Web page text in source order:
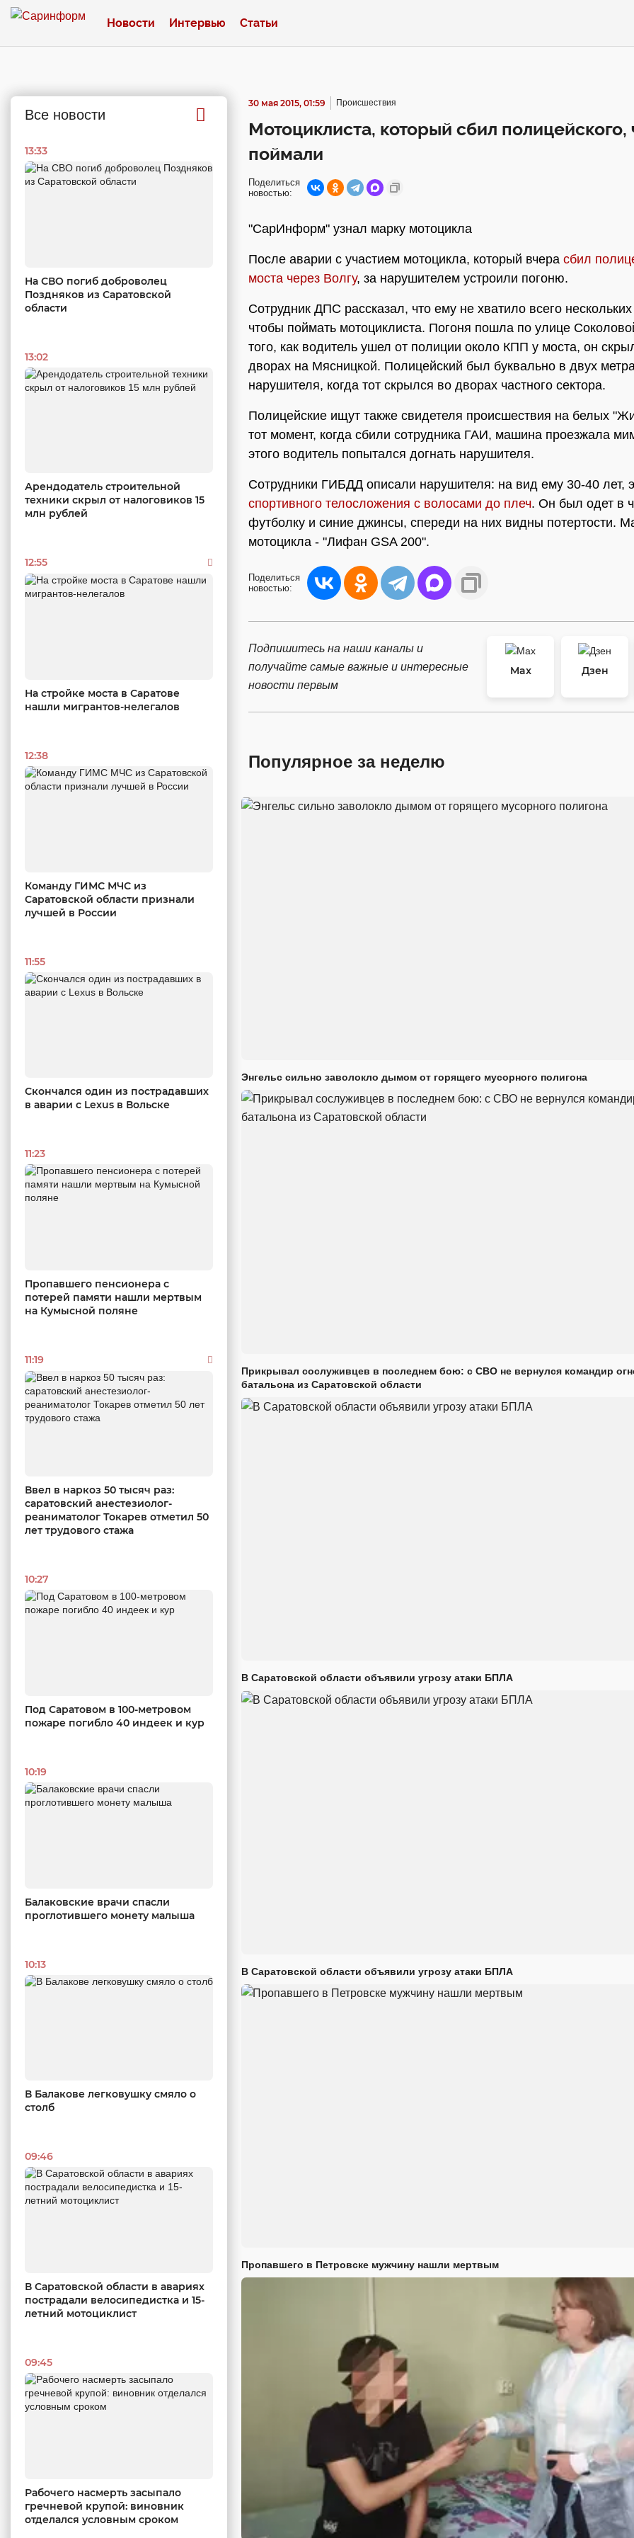
Новости Интервью Статьи
Все новости
13:33
На СВО погиб доброволец
Поздняков из Саратовской
области
13:02
Арендодатель строительной
техники скрыл от налоговиков 15
млн рублей
12:55
На стройке моста в Саратове
нашли мигрантов-нелегалов
12:38
Команду ГИМС МЧС из
Саратовской области признали
лучшей в России
11:55
Скончался один из пострадавших
в аварии c Lexus в Вольске
11:23
Пропавшего пенсионера с
потерей памяти нашли мертвым
на Кумысной поляне
11:19
Ввел в наркоз 50 тысяч раз:
саратовский анестезиолог-
реаниматолог Токарев отметил 50
лет трудового стажа
10:27
Под Саратовом в 100-метровом
пожаре погибло 40 индеек и кур
10:19
Балаковские врачи спасли
проглотившего монету малыша
10:13
В Балакове легковушку смяло о
столб
09:46
В Саратовской области в авариях
пострадали велосипедистка и 15-
летний мотоциклист
09:45
Рабочего насмерть засыпало
гречневой крупой: виновник
отделался условным сроком
30 мая 2015, 01:59 Происшествия
Мотоциклиста, который сбил полицейского,
поймали
Поделиться
новостью:
"СарИнформ" узнал марку мотоцикла
После аварии с участием мотоцикла, который вчера сбил
моста через Волгу, за нарушителем устроили погоню.
Сотрудник ДПС рассказал, что ему не хватило всего нескольких
чтобы поймать мотоциклиста. Погоня пошла по улице
того, как водитель ушел от полиции около КПП у моста, он
дворах на Мясницкой. Полицейский был буквально в двух
нарушителя, когда тот скрылся во дворах частного сектора.
Полицейские ищут также свидетеля происшествия на белых
тот момент, когда сбили сотрудника ГАИ, машина проезжала
этого водитель попытался догнать нарушителя.
Сотрудники ГИБДД описали нарушителя: на вид ему 30-40 лет,
спортивного телосложения с волосами до плеч. Он был одет в
футболку и синие джинсы, спереди на них видны потертости.
мотоцикла - "Лифан GSA 200".
Поделиться
новостью:
Подпишитесь на наши каналы и
получайте самые важные и интересные
новости первым
Max
Дзен
Популярное за неделю
Энгельс сильно заволокло дымом от горящего мусорного полигона
Прикрывал сослуживцев в последнем бою: с СВО не вернулся командир
батальона из Саратовской области
В Саратовской области объявили угрозу атаки БПЛА
В Саратовской области объявили угрозу атаки БПЛА
Пропавшего в Петровске мужчину нашли мертвым